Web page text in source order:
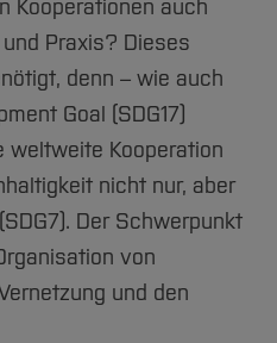
Kooperationen auch
Praxis? Dieses
denn – wie auch
Goal (SDG17)
weltweite Kooperation
nicht nur, aber
Der Schwerpunkt
von
und den